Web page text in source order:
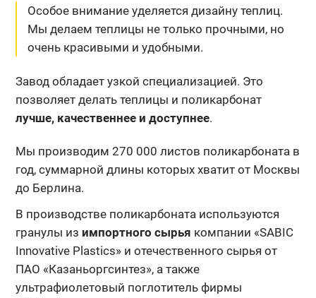
Особое внимание уделяется дизайну теплиц.
Мы делаем теплицы не только прочными, но
очень красивыми и удобными.
Завод обладает узкой специализацией. Это
позволяет делать теплицы и поликарбонат
лучше, качественнее и доступнее.
Мы производим 270 000 листов поликарбоната в
год, суммарной длины которых хватит от Москвы
до Берлина.
В производстве поликарбоната используются
гранулы из импортного сырья компании «SABIC
Innovative Plastics» и отечественного сырья от
ПАО «Казаньоргсинтез», а также
ультрафиолетовый поглотитель фирмы